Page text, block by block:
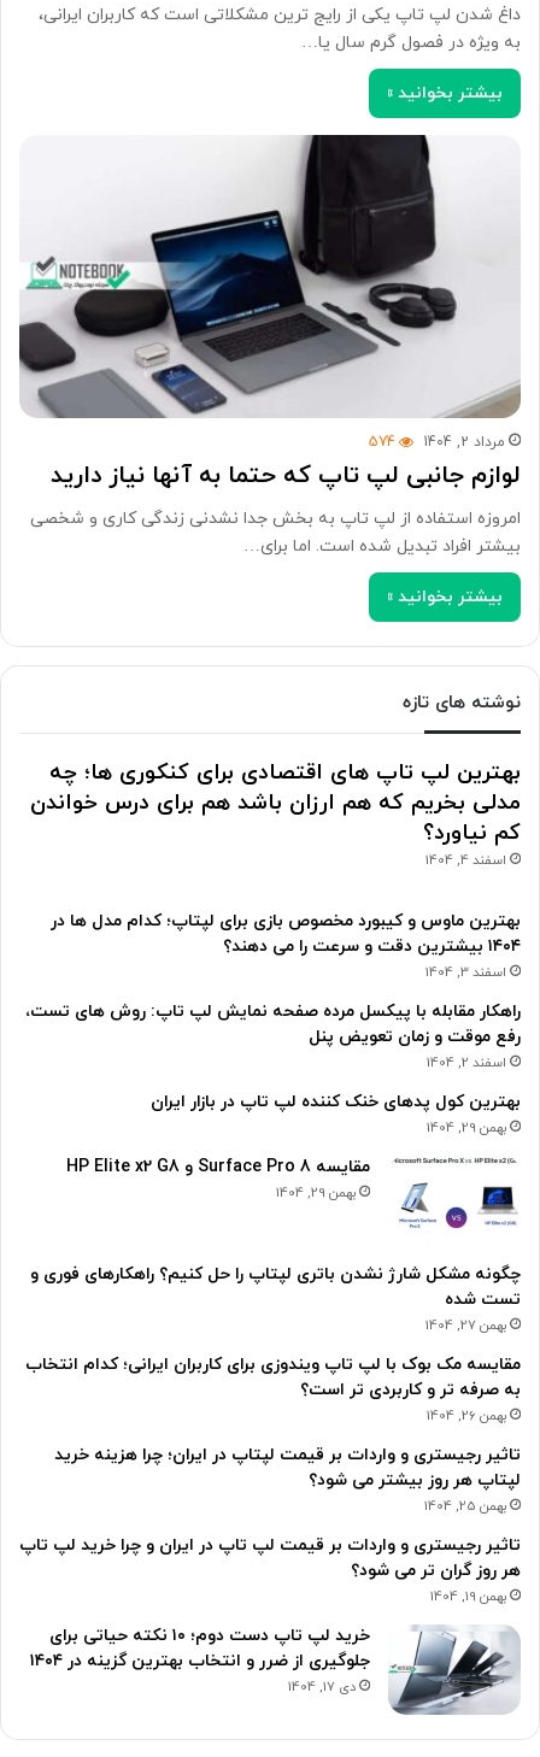
داغ شدن لپ تاپ یکی از رایج ترین مشکلاتی است که کاربران ایرانی،
به ویژه در فصول گرم سال یا…
بیشتر بخوانید »
مرداد 2, 1404 574
لوازم جانبی لپ تاپ که حتما به آنها نیاز دارید
امروزه استفاده از لپ تاپ به بخش جدا نشدنی زندگی کاری و شخصی
بیشتر افراد تبدیل شده است. اما برای…
بیشتر بخوانید »
نوشته های تازه
بهترین لپ تاپ های اقتصادی برای کنکوری ها؛ چه
مدلی بخریم که هم ارزان باشد هم برای درس خواندن
کم نیاورد؟
اسفند 4, 1404
بهترین ماوس و کیبورد مخصوص بازی برای لپتاپ؛ کدام مدل ها در
۱۴۰۴ بیشترین دقت و سرعت را می دهند؟
اسفند 3, 1404
راهکار مقابله با پیکسل مرده صفحه نمایش لپ تاپ: روش های تست،
رفع موقت و زمان تعویض پنل
اسفند 2, 1404
بهترین کول پدهای خنک کننده لپ تاپ در بازار ایران
بهمن 29, 1404
مقایسه Surface Pro 8 و HP Elite x2 G8
بهمن 29, 1404
چگونه مشکل شارژ نشدن باتری لپتاپ را حل کنیم؟ راهکارهای فوری و
تست شده
بهمن 27, 1404
مقایسه مک بوک با لپ تاپ ویندوزی برای کاربران ایرانی؛ کدام انتخاب
به صرفه تر و کاربردی تر است؟
بهمن 26, 1404
تاثیر رجیستری و واردات بر قیمت لپتاپ در ایران؛ چرا هزینه خرید
لپتاپ هر روز بیشتر می شود؟
بهمن 25, 1404
تاثیر رجیستری و واردات بر قیمت لپ تاپ در ایران و چرا خرید لپ تاپ
هر روز گران تر می شود؟
بهمن 19, 1404
خرید لپ تاپ دست دوم؛ ۱۰ نکته حیاتی برای
جلوگیری از ضرر و انتخاب بهترین گزینه در ۱۴۰۴
دی 17, 1404